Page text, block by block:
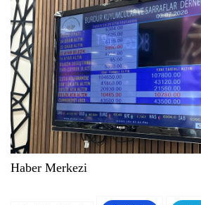
Haber Merkezi